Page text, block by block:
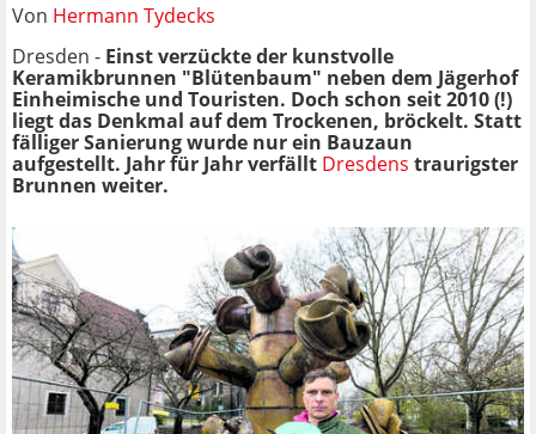
Von Hermann Tydecks
Dresden - Einst verzückte der kunstvolle
Keramikbrunnen "Blütenbaum" neben dem Jägerhof
Einheimische und Touristen. Doch schon seit 2010 (!)
liegt das Denkmal auf dem Trockenen, bröckelt. Statt
fälliger Sanierung wurde nur ein Bauzaun
aufgestellt. Jahr für Jahr verfällt Dresdens traurigster
Brunnen weiter.